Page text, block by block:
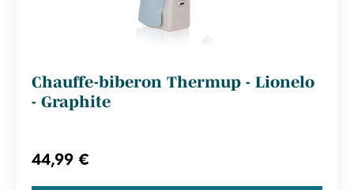
Chauffe-biberon Thermup - Lionelo
- Graphite
44,99 €